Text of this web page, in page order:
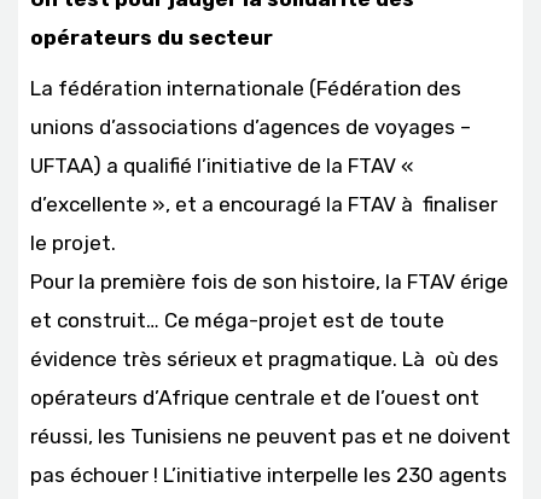
opérateurs du secteur
La fédération internationale (Fédération des
unions d’associations d’agences de voyages –
UFTAA) a qualifié l’initiative de la FTAV «
d’excellente », et a encouragé la FTAV à finaliser
le projet.
Pour la première fois de son histoire, la FTAV érige
et construit… Ce méga-projet est de toute
évidence très sérieux et pragmatique. Là où des
opérateurs d’Afrique centrale et de l’ouest ont
réussi, les Tunisiens ne peuvent pas et ne doivent
pas échouer ! L’initiative interpelle les 230 agents